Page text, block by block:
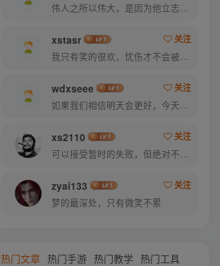
伟人之所以伟大，是因为他立志要成为伟大的人
xstasr
关注
我只有笑的很欢，忧伤才不会被看穿
wdxseee
关注
如果我们相信明天会更好，今天就能承受艰辛
xs2110
关注
可以接受暂时的失败，但绝对不能接受未曾奋斗过的自己
zyai133
关注
梦的最深处，只有微笑不累
热门文章 热门手游 热门教学 热门工具